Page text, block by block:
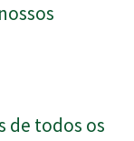
de todos os